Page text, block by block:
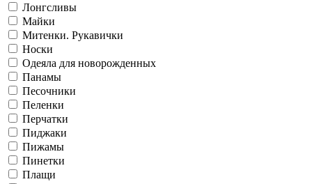
Лонгсливы
Майки
Митенки. Рукавички
Носки
Одеяла для новорожденных
Панамы
Песочники
Пеленки
Перчатки
Пиджаки
Пижамы
Пинетки
Плащи